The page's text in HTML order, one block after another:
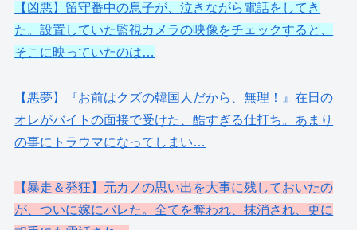
【凶悪】留守番中の息子が、泣きながら電話をしてき
た。設置していた監視カメラの映像をチェックすると、
そこに映っていたのは…
【悪夢】『お前はクズの韓国人だから、無理！』在日の
オレがバイトの面接で受けた、酷すぎる仕打ち。あまり
の事にトラウマになってしまい…
【暴走＆発狂】元カノの思い出を大事に残しておいたの
が、ついに嫁にバレた。全てを奪われ、抹消され、更に